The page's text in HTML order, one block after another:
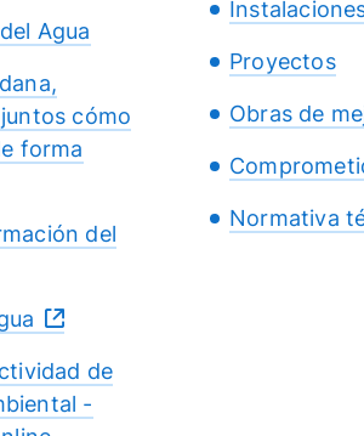
Agua
cómo
forma
del
de
-
Proyectos
Obras de
Normativa